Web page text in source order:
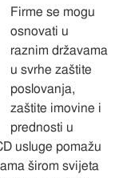
Firme se mogu
osnovati u
raznim državama
u svrhe zaštite
poslovanja,
zaštite imovine i
prednosti u
usluge pomažu
širom svijeta